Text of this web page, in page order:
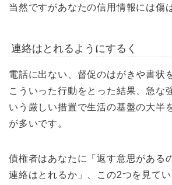
当然ですがあなたの信用情報には傷
連絡はとれるようにするく
電話に出ない、督促のはがきや書状
こういった行動をとった結果、急な
いう厳しい措置で生活の基盤の大半
が多いです。
債権者はあなたに「返す意思がある
連絡はとれるか」、この2つを見て